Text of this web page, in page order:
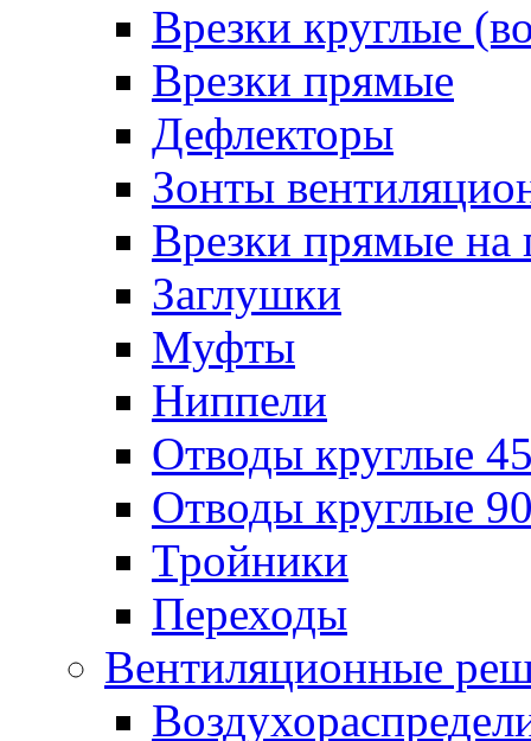
Врезки круглые
Врезки прямые
Дефлекторы
Зонты
Врезки прямые на
Заглушки
Муфты
Ниппели
Отводы круглые
Отводы круглые
Тройники
Переходы
Вентиляционные